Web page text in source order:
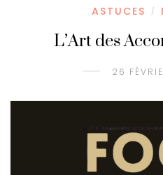
ASTUCES /
L’Art des
26